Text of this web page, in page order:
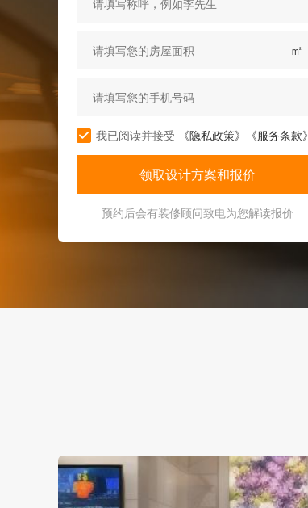
㎡
我已阅读并接受 《隐私政策》 《服务条款》
预约后会有装修顾问致电为您解读报价